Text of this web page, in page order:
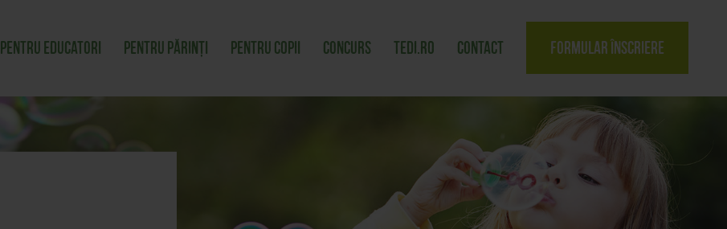
Pentru educatori Pentru părinți Pentru copii Concurs tedi.ro Contact Formular înscriere